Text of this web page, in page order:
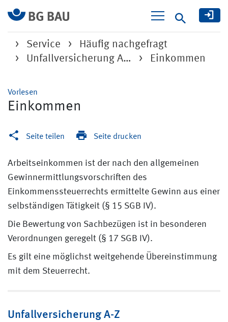
Suche
Service
Häufig nachgefragt
Unfallversicherung A…
Einkommen
Vorlesen
Einkommen
Seite teilen Seite drucken
Arbeitseinkommen ist der nach den allgemeinen
Gewinnermittlungsvorschriften des
Einkommenssteuerrechts ermittelte Gewinn aus einer
selbständigen Tätigkeit (§ 15 SGB IV).
Die Bewertung von Sachbezügen ist in besonderen
Verordnungen geregelt (§ 17 SGB IV).
Es gilt eine möglichst weitgehende Übereinstimmung
mit dem Steuerrecht.
Unfallversicherung A-Z